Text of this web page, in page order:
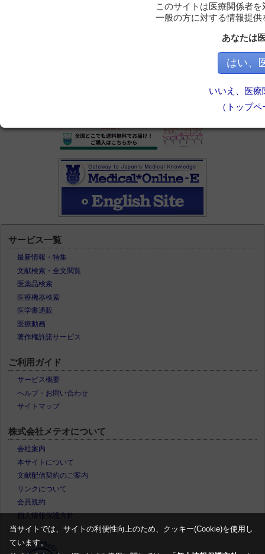
サービス一覧
最新情報・特集
文献検索・全文閲覧
医薬品検索
医療機器検索
医学書通販
医療動画
著作権許諾サービス
ご利用ガイド
サービス概要
ヘルプ・お問い合わせ
サイトマップ
株式会社メテオについて
会社案内
本サイトについて
文献配信契約のご案内
リンクについて
会員規約
個人情報保護方針
このサイトは医療関係者
一般の方に対する情報提
あなたは
はい、
いいえ、医
（トップ
当サイトでは、サイトの利便性向上のため、クッキー(Cookie)を使用し
ています。